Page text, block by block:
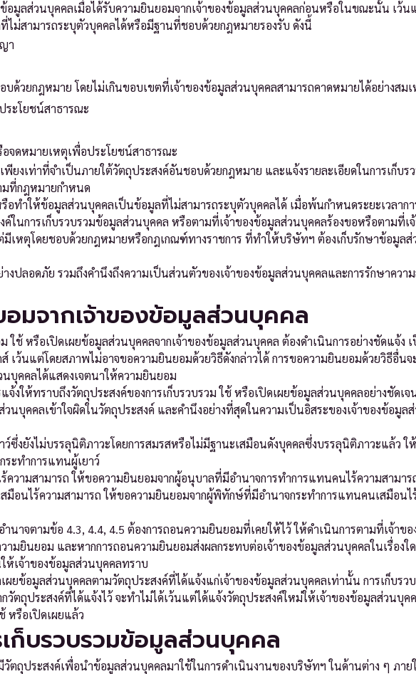
อมูลส่วนบุคคลเมื่อได้รับความยินยอมจากเจ้าของข้อมูลส่วนบุคคลก่อนหรือในขณะนั้น เว้น
ม่สามารถระบุตัวบุคคลได้หรือมีฐานที่ชอบด้วยกฎหมายรองรับ ดังนี้
า
บด้วยกฎหมาย โดยไม่เกินขอบเขตที่เจ้าของข้อมูลส่วนบุคคลสามารถคาดหมายได้อย่างสม
ระโยชน์สาธารณะ
อจดหมายเหตุเพื่อประโยชน์สาธารณะ
ยงเท่าที่จำเป็นภายใต้วัตถุประสงค์อันชอบด้วยกฎหมาย และแจ้งรายละเอียดในการเก็บร
มที่กฎหมายกำหนด
ทำให้ข้อมูลส่วนบุคคลเป็นข้อมูลที่ไม่สามารถระบุตัวบุคคลได้ เมื่อพ้นกำหนดระยะเวลากา
ในการเก็บรวบรวมข้อมูลส่วนบุคคล หรือตามที่เจ้าของข้อมูลส่วนบุคคลร้องขอหรือตามที่เ
เหตุโดยชอบด้วยกฎหมายหรือกฎเกณฑ์ทางราชการ ที่ทำให้บริษัทฯ ต้องเก็บรักษาข้อมูลส่
ปลอดภัย รวมถึงคำนึงถึงความเป็นส่วนตัวของเจ้าของข้อมูลส่วนบุคคลและการรักษาควา
มจากเจ้าของข้อมูลส่วนบุคคล
ใช้ หรือเปิดเผยข้อมูลส่วนบุคคลจากเจ้าของข้อมูลส่วนบุคคล ต้องดำเนินการอย่างชัดแจ้ง
เว้นแต่โดยสภาพไม่อาจขอความยินยอมด้วยวิธีดังกล่าวได้ การขอความยินยอมด้วยวิธีอื่นจ
บุคคลได้แสดงเจตนาให้ความยินยอม
จ้งให้ทราบถึงวัตถุประสงค์ของการเก็บรวบรวม ใช้ หรือเปิดเผยข้อมูลส่วนบุคคลอย่างชัดเจ
นบุคคลเข้าใจผิดในวัตถุประสงค์ และคำนึงอย่างที่สุดในความเป็นอิสระของเจ้าของข้อมูล
ซึ่งยังไม่บรรลุนิติภาวะโดยการสมรสหรือไม่มีฐานะเสมือนดังบุคคลซึ่งบรรลุนิติภาวะแล้ว ใ
ะทำการแทนผู้เยาว์
ความสามารถ ให้ขอความยินยอมจากผู้อนุบาลที่มีอำนาจการทำการแทนคนไร้ความสามาร
มือนไร้ความสามารถ ให้ขอความยินยอมจากผู้พิทักษ์ที่มีอำนาจกระทำการแทนคนเสมือนไ
นาจตามข้อ 4.3, 4.4, 4.5 ต้องการถอนความยินยอมที่เคยให้ไว้ ให้ดำเนินการตามที่เจ้าขอ
ามยินยอม และหากการถอนความยินยอมส่งผลกระทบต่อเจ้าของข้อมูลส่วนบุคคลในเรื่องใ
ห้เจ้าของข้อมูลส่วนบุคคลทราบ
ผยข้อมูลส่วนบุคคลตามวัตถุประสงค์ที่ได้แจ้งแก่เจ้าของข้อมูลส่วนบุคคลเท่านั้น การเก็บรว
ตถุประสงค์ที่ได้แจ้งไว้ จะทำไม่ได้เว้นแต่ได้แจ้งวัตถุประสงค์ใหม่ให้เจ้าของข้อมูลส่วนบุค
หรือเปิดเผยแล้ว
ก็บรวบรวมข้อมูลส่วนบุคคล
วัตถุประสงค์เพื่อนำข้อมูลส่วนบุคคลมาใช้ในการดำเนินงานของบริษัทฯ ในด้านต่าง ๆ ภาย